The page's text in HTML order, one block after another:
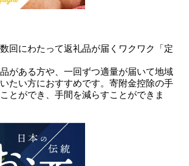
回にわたって返礼品が届くワクワク「定
がある方や、一回ずつ適量が届いて地域
たい方におすすめです。寄附金控除の手
とができ、手間を減らすことができま